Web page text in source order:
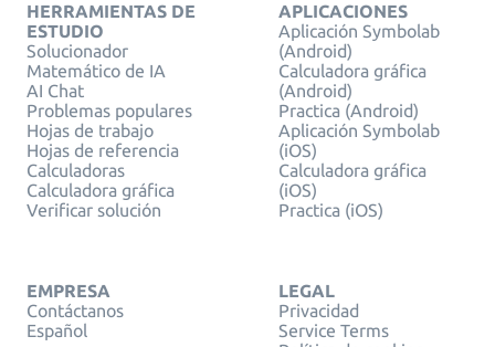
HERRAMIENTAS DE
ESTUDIO
Solucionador
Matemático de IA
AI Chat
Problemas populares
Hojas de trabajo
Hojas de referencia
Calculadoras
Calculadora gráfica
Verificar solución
APLICACIONES
Aplicación Symbolab
(Android)
Calculadora gráfica
(Android)
Practica (Android)
Aplicación Symbolab
(iOS)
Calculadora gráfica
(iOS)
Practica (iOS)
EMPRESA
Contáctanos
Español
LEGAL
Privacidad
Service Terms